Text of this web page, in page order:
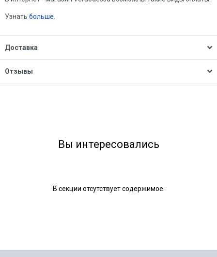
Узнать больше.
Доставка
Отзывы
Вы интересовались
В секции отсутствует содержимое.